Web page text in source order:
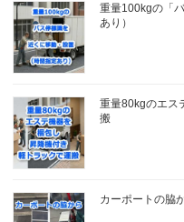
重量100kgの「
あり）
重量80kgのエス
搬
カーポートの脇